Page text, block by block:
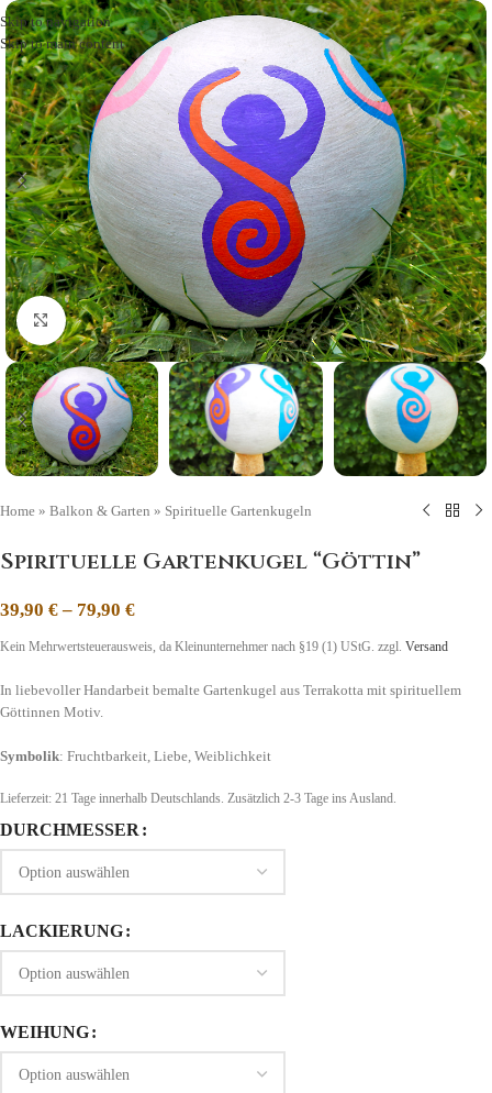
Skip to navigation
Skip to main content
Click to enlarge
Home » Balkon & Garten » Spirituelle Gartenkugeln
Spirituelle Gartenkugel “Göttin”
39,90 €– 79,90 €
Kein Mehrwertsteuerausweis, da Kleinunternehmer nach §19 (1) UStG. zzgl. Versand
In liebevoller Handarbeit bemalte Gartenkugel aus Terrakotta mit spirituellem
Göttinnen Motiv.
Symbolik: Fruchtbarkeit, Liebe, Weiblichkeit
Lieferzeit: 21 Tage innerhalb Deutschlands. Zusätzlich 2-3 Tage ins Ausland.
DURCHMESSER
LACKIERUNG
WEIHUNG